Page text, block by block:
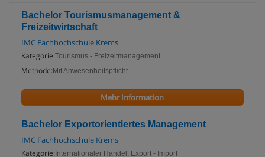
Bachelor Tourismusmanagement &
Freizeitwirtschaft
IMC Fachhochschule Krems
Kategorie:Tourismus - Freizeitmanagement
Methode: Mit Anwesenheitspflicht
Mehr Information
Bachelor Exportorientiertes Management
IMC Fachhochschule Krems
Kategorie: Internationaler Handel, Export - Import